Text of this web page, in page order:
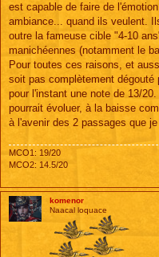
est capable de faire de
ambiance... quand ils veulent.
outre la fameuse cible "4-10
manichéennes (notamment le
Pour toutes ces raisons, et
soit pas complètement dégouté
pour l'instant une note de 13/
pourrait évoluer, à la baisse
à l'avenir des 2 passages que
MCO1: 19/20
MCO2: 14.5/20
komenor
Naacal loquace